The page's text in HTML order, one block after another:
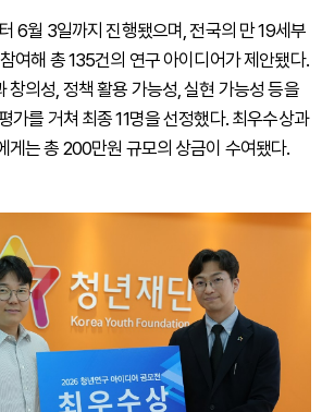
6월 3일까지 진행됐으며, 전국의 만 19세부
여해 총 135건의 연구 아이디어가 제안됐다.
창의성, 정책 활용 가능성, 실현 가능성 등을
가를 거쳐 최종 11명을 선정했다. 최우수상과
게는 총 200만원 규모의 상금이 수여됐다.